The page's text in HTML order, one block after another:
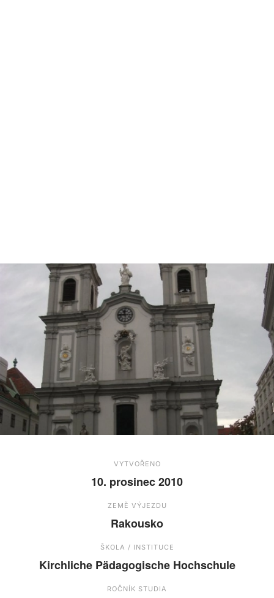
VYTVOŘENO
10. prosinec 2010
ZEMĚ VÝJEZDU
Rakousko
ŠKOLA / INSTITUCE
Kirchliche Pädagogische Hochschule
ROČNÍK STUDIA